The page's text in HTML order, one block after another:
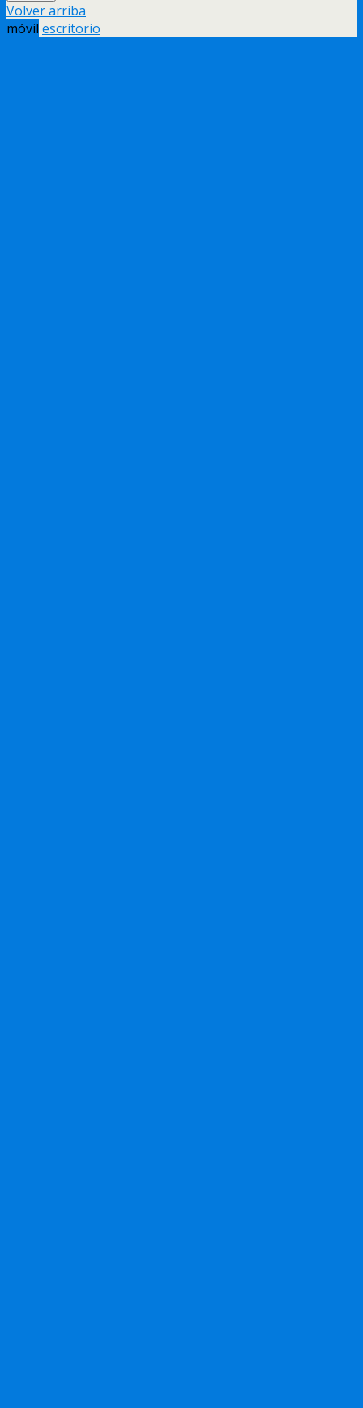
Volver arriba
móvil escritorio